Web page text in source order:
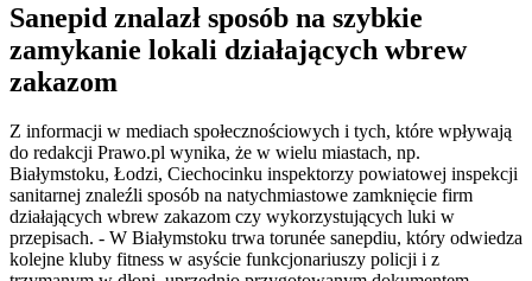
Sanepid znalazł sposób na szybkie
zamykanie lokali działających wbrew
zakazom
Z informacji w mediach społecznościowych i tych, które wpływają
do redakcji Prawo.pl wynika, że w wielu miastach, np.
Białymstoku, Łodzi, Ciechocinku inspektorzy powiatowej inspekcji
sanitarnej znaleźli sposób na natychmiastowe zamknięcie firm
działających wbrew zakazom czy wykorzystujących luki w
przepisach. - W Białymstoku trwa torunée sanepdiu, który odwiedza
kolejne kluby fitness w asyście funkcjonariuszy policji i z